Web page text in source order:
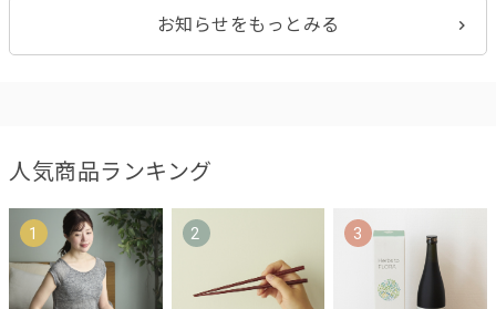
お知らせをもっとみる
人気商品ランキング
1 2 3